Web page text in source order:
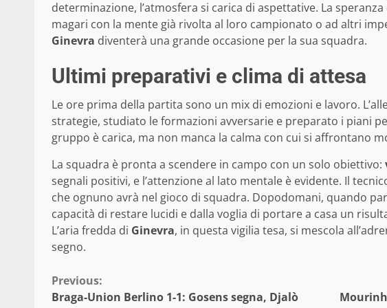
determinazione, l’atmosfera si carica di aspettative. La
magari con la mente già rivolta al loro campionato o ad altri
Ginevra diventerà una grande occasione per la sua squadra.
Ultimi preparativi e clima di attesa
Le ore prima della partita sono un mix di emozioni e lavoro.
strategie, studiato le formazioni avversarie e preparato i piani
gruppo è carica, ma non manca la calma con cui si affrontano
La squadra è pronta a scendere in campo con un solo obiettivo:
segnali positivi, e l’attenzione al lato mentale è evidente. Il
che ognuno avrà nel gioco di squadra. Dopodomani, quando
capacità di restare lucidi e dalla voglia di portare a casa un
L’aria fredda di Ginevra, in questa vigilia tesa, si mescola
segno.
Continue
Previous:
Braga-Union Berlino 1-1: Gosens segna, Djalò